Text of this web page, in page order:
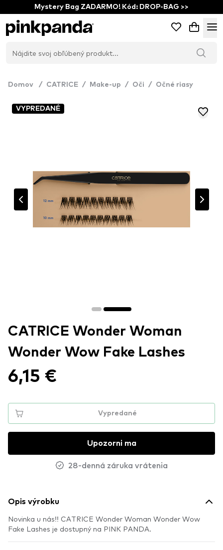
Mystery Bag ZADARMO! Kód: DROP-BAG >>
Domov / CATRICE / Make-up / Oči / Očné riasy
VYPREDANÉ
CATRICE Wonder Woman
Wonder Wow Fake Lashes
6,15 €
Vypredané
Upozorni ma
28-denná záruka vrátenia
Opis výrobku
Novinka u nás!! CATRICE Wonder Woman Wonder Wow
Fake Lashes je dostupný na PINK PANDA.